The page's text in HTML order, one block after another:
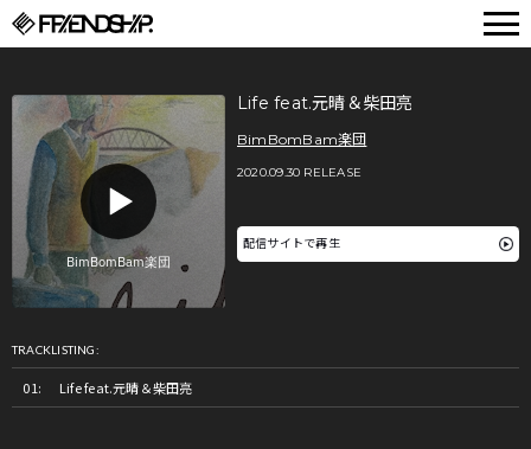
Life feat.元晴＆柴田亮
BimBomBam楽団
2020.09.30 RELEASE
配信サイトで再生
TRACKLISTING:
Life feat.元晴＆柴田亮